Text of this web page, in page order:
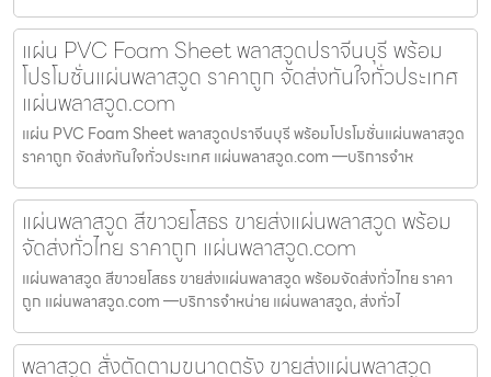
แผ่น PVC Foam Sheet พลาสวูดปราจีนบุรี พร้อม
โปรโมชั่นแผ่นพลาสวูด ราคาถูก จัดส่งทันใจทั่วประเทศ
แผ่นพลาสวูด.com
แผ่น PVC Foam Sheet พลาสวูดปราจีนบุรี พร้อมโปรโมชั่นแผ่นพลาสวูด
ราคาถูก จัดส่งทันใจทั่วประเทศ แผ่นพลาสวูด.com —บริการจำห
แผ่นพลาสวูด สีขาวยโสธร ขายส่งแผ่นพลาสวูด พร้อม
จัดส่งทั่วไทย ราคาถูก แผ่นพลาสวูด.com
แผ่นพลาสวูด สีขาวยโสธร ขายส่งแผ่นพลาสวูด พร้อมจัดส่งทั่วไทย ราคา
ถูก แผ่นพลาสวูด.com —บริการจำหน่าย แผ่นพลาสวูด, ส่งทั่วไ
พลาสวูด สั่งตัดตามขนาดตรัง ขายส่งแผ่นพลาสวูด